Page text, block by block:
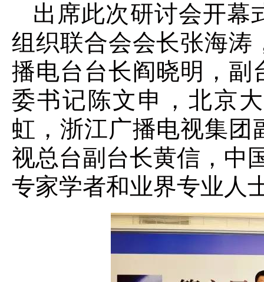
出席此次研讨会开幕
组织联合会会长张海涛
播电台台长阎晓明，副
委书记陈文申，北京
虹，浙江广播电视集团
视总台副台长黄信，中
专家学者和业界专业人